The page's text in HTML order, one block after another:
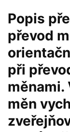
Popis
převod
při
měnami.
měn